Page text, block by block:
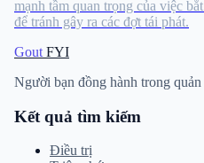
mạnh tầm quan trọng của việc
để tránh gây ra các đợt tái phát.
Gout FYI
Người bạn đồng hành trong
Kết quả tìm kiếm
Điều trị